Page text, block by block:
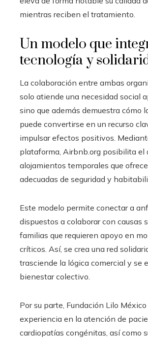
mientras reciben el tratamiento.
Un modelo que
tecnología y
La colaboración entre ambas
solo atiende una necesidad social
sino que además demuestra cómo
puede convertirse en un recurso
impulsar efectos positivos.
plataforma, Airbnb.org posibilita el
alojamientos temporales que
adecuadas de seguridad y
Este modelo permite conectar a
dispuestos a colaborar con causas
familias que requieren apoyo en
críticos. Así, se crea una red
trasciende la lógica comercial y se
bienestar colectivo.
Por su parte, Fundación Lilo
experiencia en la atención de
cardiopatías congénitas, así como